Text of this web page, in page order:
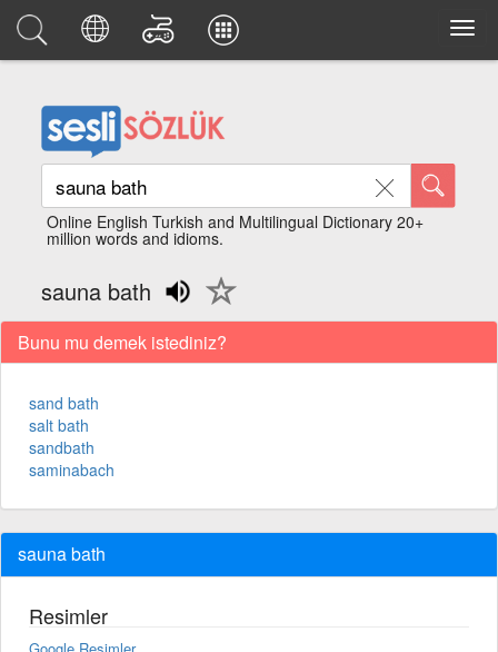
Online English Turkish and Multilingual Dictionary 20+
million words and idioms.
sauna bath
Bunu mu demek istediniz?
sand bath
salt bath
sandbath
saminabach
sauna bath
Resimler
Google Resimler